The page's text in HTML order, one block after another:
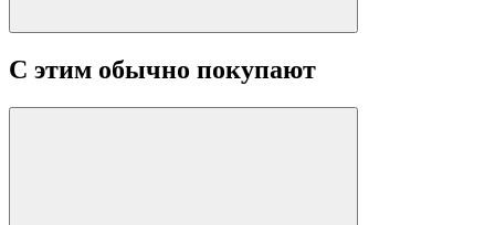
С этим обычно покупают